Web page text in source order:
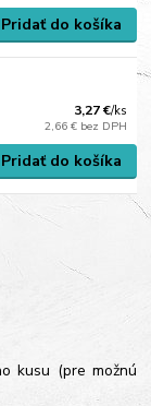
Pridať do košíka
3,27 €/ks
2,66 € bez DPH
Pridať do košíka
kusu (pre možnú